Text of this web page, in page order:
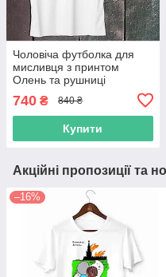
Чоловіча футболка для
мисливця з принтом
Олень та рушниці
"Hunting" Push IT S, Білий
740 ₴ 840 ₴
Купити
Акційні пропозиції та
–16%